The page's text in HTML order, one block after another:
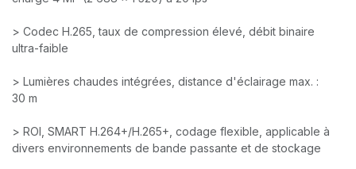
> Codec H.265, taux de compression élevé, débit binaire
ultra-faible
> Lumières chaudes intégrées, distance d'éclairage max. :
30 m
> ROI, SMART H.264+/H.265+, codage flexible, applicable à
divers environnements de bande passante et de stockage